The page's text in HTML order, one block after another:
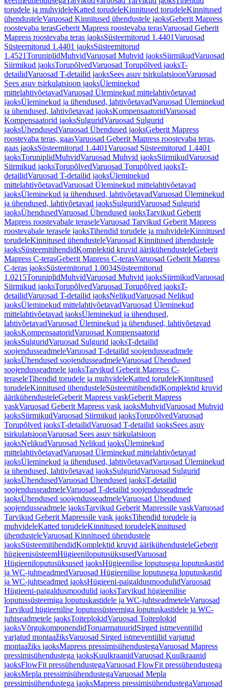
torudele ja muhvideleKatted torudeleKinnitused torudeleKinnitused
ühendusteleVaruosad Kinnitused ühendustele jaoksGeberit Mapress
roostevaba terasGeberit Mapress roostevaba terasVaruosad Geberit
Mapress roostevaba teras jaoksSüsteemitorud 1.4401Varuosad
Süsteemitorud 1.4401 jaoksSüsteemitorud
1.4521ToruniplidMuhvidVaruosad Muhvid jaoksSiirmikudVaruosad
Siirmikud jaoksTorupõlvedVaruosad Torupõlved jaoksT-
detailidVaruosad T-detailid jaoksSees asuv tsirkulatsioonVaruosad
Sees asuv tsirkulatsioon jaoksÜleminekud
mittelahtivõetavadVaruosad Üleminekud mittelahtivõetavad
jaoksÜleminekud ja ühendused, lahtivõetavadVaruosad Üleminekud
ja ühendused, lahtivõetavad jaoksKompensaatoridVaruosad
Kompensaatorid jaoksSulguridVaruosad Sulgurid
jaoksÜhendusedVaruosad Ühendused jaoksGeberit Mapress
roostevaba teras, gaasVaruosad Geberit Mapress roostevaba teras,
gaas jaoksSüsteemitorud 1.4401Varuosad Süsteemitorud 1.4401
jaoksToruniplidMuhvidVaruosad Muhvid jaoksSiirmikudVaruosad
Siirmikud jaoksTorupõlvedVaruosad Torupõlved jaoksT-
detailidVaruosad T-detailid jaoksÜleminekud
mittelahtivõetavadVaruosad Üleminekud mittelahtivõetavad
jaoksÜleminekud ja ühendused, lahtivõetavadVaruosad Üleminekud
ja ühendused, lahtivõetavad jaoksSulguridVaruosad Sulgurid
jaoksÜhendusedVaruosad Ühendused jaoksTarvikud Geberit
Mapress roostevabale teraseleVaruosad Tarvikud Geberit Mapress
roostevabale terasele jaoksTihendid torudele ja muhvideleKinnitused
torudeleKinnitused ühendusteleVaruosad Kinnitused ühendustele
jaoksSüsteemitihendidKomplektid kruvid äärikühendusteleGeberit
Mapress C-terasGeberit Mapress C-terasVaruosad Geberit Mapress
C-teras jaoksSüsteemitorud 1.0034Süsteemitorud
1.0215ToruniplidMuhvidVaruosad Muhvid jaoksSiirmikudVaruosad
Siirmikud jaoksTorupõlvedVaruosad Torupõlved jaoksT-
detailidVaruosad T-detailid jaoksNelikudVaruosad Nelikud
jaoksÜleminekud mittelahtivõetavadVaruosad Üleminekud
mittelahtivõetavad jaoksÜleminekud ja ühendused,
lahtivõetavadVaruosad Üleminekud ja ühendused, lahtivõetavad
jaoksKompensaatoridVaruosad Kompensaatorid
jaoksSulguridVaruosad Sulgurid jaoksT-detailid
soojendusseadmeleVaruosad T-detailid soojendusseadmele
jaoksÜhendused soojendusseadmeleVaruosad Ühendused
soojendusseadmele jaoksTarvikud Geberit Mapress C-
teraseleTihendid torudele ja muhvideleKatted torudeleKinnitused
torudeleKinnitused ühendusteleSüsteemitihendidKomplektid kruvid
äärikühendusteleGeberit Mapress vaskGeberit Mapress
vaskVaruosad Geberit Mapress vask jaoksMuhvidVaruosad Muhvid
jaoksSiirmikudVaruosad Siirmikud jaoksTorupõlvedVaruosad
Torupõlved jaoksT-detailidVaruosad T-detailid jaoksSees asuv
tsirkulatsioonVaruosad Sees asuv tsirkulatsioon
jaoksNelikudVaruosad Nelikud jaoksÜleminekud
mittelahtivõetavadVaruosad Üleminekud mittelahtivõetavad
jaoksÜleminekud ja ühendused, lahtivõetavadVaruosad Üleminekud
ja ühendused, lahtivõetavad jaoksSulguridVaruosad Sulgurid
jaoksÜhendusedVaruosad Ühendused jaoksT-detailid
soojendusseadmeleVaruosad T-detailid soojendusseadmele
jaoksÜhendused soojendusseadmeleVaruosad Ühendused
soojendusseadmele jaoksTarvikud Geberit Mapressile vaskVaruosad
Tarvikud Geberit Mapressile vask jaoksTihendid torudele ja
muhvideleKatted torudeleKinnitused torudeleKinnitused
ühendusteleVaruosad Kinnitused ühendustele
jaoksSüsteemitihendidKomplektid kruvid äärikühendusteleGeberit
hügieenisüsteemHügieeniloputusüksusedVaruosad
Hügieeniloputusüksused jaoksHügieenilise loputusega loputuskastid
ja WC-juhtseadmedVaruosad Hügieenilise loputusega loputuskastid
ja WC-juhtseadmed jaoksHügieeni-paigaldusmoodulidVaruosad
Hügieeni-paigaldusmoodulid jaoksTarvikud hügieenilise
loputussüsteemiga loputuskastidele ja WC-juhtseadmeteleVaruosad
Tarvikud hügieenilise loputussüsteemiga loputuskastidele ja WC-
juhtseadmetele jaoksToiteplokidVaruosad Toiteplokid
jaoksVõrgukomponendidToruarmatuuridSirged istmeventiilid
varjatud montaažiksVaruosad Sirged istmeventiilid varjatud
montaažiks jaoksMapress pressimisühendustegaVaruosad Mapress
pressimisühendustega jaoksKuulkraanidVaruosad Kuulkraanid
jaoksFlowFit pressühendustegaVaruosad FlowFit pressühendustega
jaoksMepla pressimisühendustegaVaruosad Mepla
pressimisühendustega jaoksMapress pressimisühendustegaVaruosad